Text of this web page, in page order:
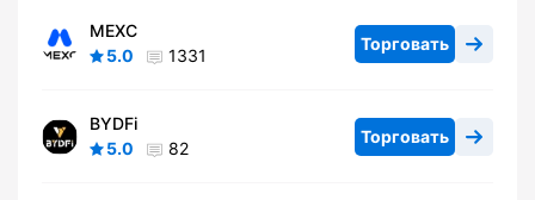
MEXC
5.0
1331
Торговать
BYDFi
5.0
82
Торговать